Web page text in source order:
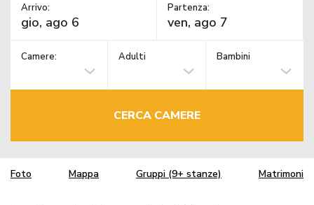
Arrivo: Partenza:
Camere: Adulti Bambini
CERCA CAMERE
Foto Mappa Gruppi (9+ stanze) Matrimoni